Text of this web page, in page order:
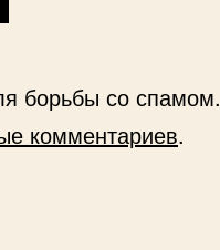
борьбы со спамом.
комментариев.